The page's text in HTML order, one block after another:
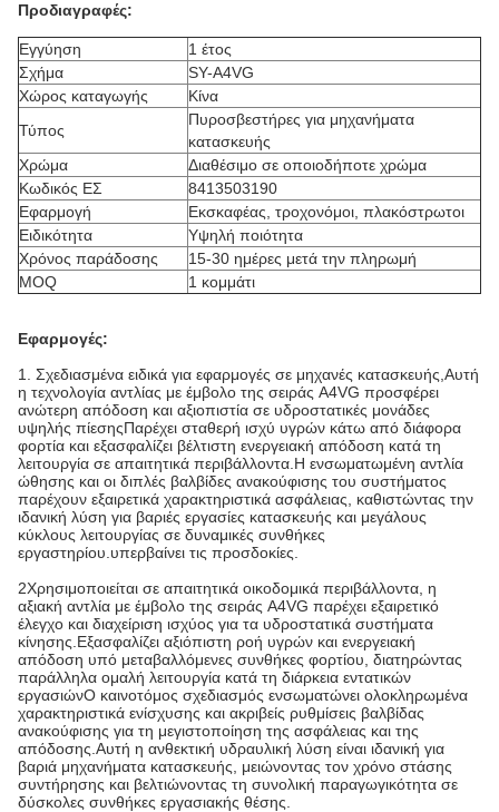
Προδιαγραφές:
Εγγύηση
1 έτος
Σχήμα
SY-A4VG
Χώρος καταγωγής
Κίνα
Τύπος
Πυροσβεστήρες για μηχανήματα
κατασκευής
Χρώμα
Διαθέσιμο σε οποιοδήποτε χρώμα
Κωδικός ΕΣ
8413503190
Εφαρμογή
Εκσκαφέας, τροχονόμοι, πλακόστρωτοι
Ειδικότητα
Υψηλή ποιότητα
Χρόνος παράδοσης
15-30 ημέρες μετά την πληρωμή
MOQ
1 κομμάτι
Εφαρμογές:
1. Σχεδιασμένα ειδικά για εφαρμογές σε μηχανές κατασκευής,Αυτή
η τεχνολογία αντλίας με έμβολο της σειράς A4VG προσφέρει
ανώτερη απόδοση και αξιοπιστία σε υδροστατικές μονάδες
υψηλής πίεσηςΠαρέχει σταθερή ισχύ υγρών κάτω από διάφορα
φορτία και εξασφαλίζει βέλτιστη ενεργειακή απόδοση κατά τη
λειτουργία σε απαιτητικά περιβάλλοντα.Η ενσωματωμένη αντλία
ώθησης και οι διπλές βαλβίδες ανακούφισης του συστήματος
παρέχουν εξαιρετικά χαρακτηριστικά ασφάλειας, καθιστώντας την
ιδανική λύση για βαριές εργασίες κατασκευής και μεγάλους
κύκλους λειτουργίας σε δυναμικές συνθήκες
εργαστηρίου.υπερβαίνει τις προσδοκίες.
2Χρησιμοποιείται σε απαιτητικά οικοδομικά περιβάλλοντα, η
αξιακή αντλία με έμβολο της σειράς A4VG παρέχει εξαιρετικό
έλεγχο και διαχείριση ισχύος για τα υδροστατικά συστήματα
κίνησης.Εξασφαλίζει αξιόπιστη ροή υγρών και ενεργειακή
απόδοση υπό μεταβαλλόμενες συνθήκες φορτίου, διατηρώντας
παράλληλα ομαλή λειτουργία κατά τη διάρκεια εντατικών
εργασιώνΟ καινοτόμος σχεδιασμός ενσωματώνει ολοκληρωμένα
χαρακτηριστικά ενίσχυσης και ακριβείς ρυθμίσεις βαλβίδας
ανακούφισης για τη μεγιστοποίηση της ασφάλειας και της
απόδοσης.Αυτή η ανθεκτική υδραυλική λύση είναι ιδανική για
βαριά μηχανήματα κατασκευής, μειώνοντας τον χρόνο στάσης
συντήρησης και βελτιώνοντας τη συνολική παραγωγικότητα σε
δύσκολες συνθήκες εργασιακής θέσης.